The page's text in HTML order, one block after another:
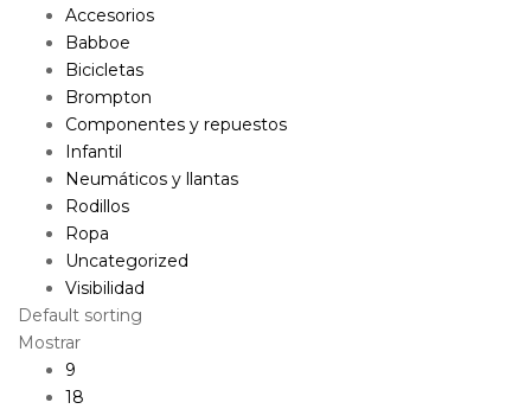
Accesorios
Babboe
Bicicletas
Brompton
Componentes y repuestos
Infantil
Neumáticos y llantas
Rodillos
Ropa
Uncategorized
Visibilidad
Default sorting
Mostrar
9
18